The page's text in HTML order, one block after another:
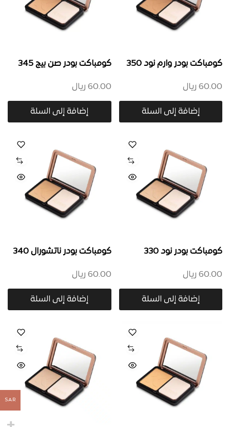
كومباكت بودر وارم نود 350
60.00 ريال
إضافة إلى السلة
كومباكت بودر صن بيج 345
60.00 ريال
إضافة إلى السلة
كومباكت بودر نود 330
60.00 ريال
إضافة إلى السلة
كومباكت بودر ناتشورال 340
60.00 ريال
إضافة إلى السلة
SAR